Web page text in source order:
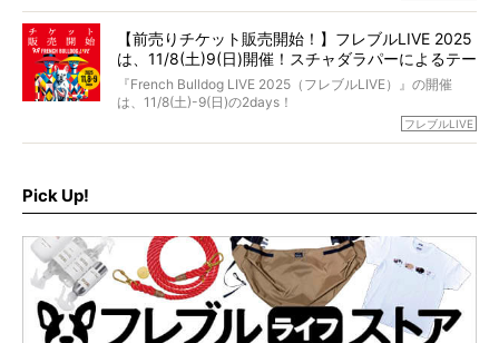
day1の司会はフレブルラバーのロッチさん。day2の音楽フ
ェスには世代ど真ん中のPUFFYが出演するなど、例年以上
に豪華なラインナップ。
北は北海道、南は鹿児島県から。全国のフレンチブルドッ
グが一堂に会した「フレブルLIVE2024」の模様を、詳しく
【前売りチケット販売開始！】フレブルLIVE 2025
は、11/8(土)9(日)開催！スチャダラパーによるテー
マソング制作も決定
『French Bulldog LIVE 2025（フレブルLIVE）』の開催
は、11/8(土)-9(日)の2days！
お得な前売りチケット、いよいよ販売スタートです！
ど、内容盛りだくさんでお送りしていますので、最後まで
お見逃しなく！
フレブルLIVE
Pick Up!